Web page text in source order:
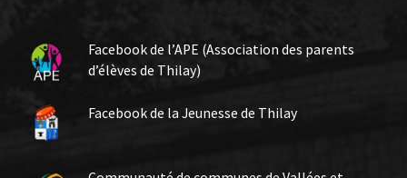
Facebook de l’APE (Association des parents
d’élèves de Thilay)
Facebook de la Jeunesse de Thilay